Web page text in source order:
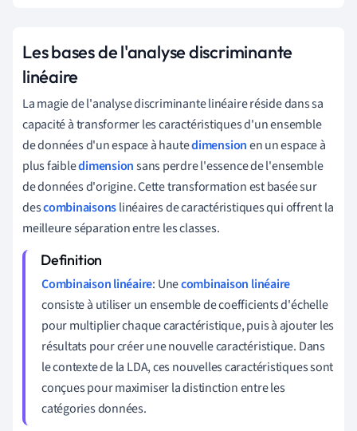
Les bases de l'analyse discriminante
linéaire
La magie de l'analyse discriminante linéaire réside dans sa
capacité à transformer les caractéristiques d'un ensemble
de données d'un espace à hautedimensionen un espace à
plus faibledimensionsans perdre l'essence de l'ensemble
de données d'origine. Cette transformation est basée sur
descombinaisonslinéaires de caractéristiques qui offrent la
meilleure séparation entre les classes.
Combinaison linéaire: Unecombinaison linéaire
consiste à utiliser un ensemble de coefficients d'échelle
pour multiplier chaque caractéristique, puis à ajouter les
résultats pour créer une nouvelle caractéristique. Dans
le contexte de la LDA, ces nouvelles caractéristiques sont
conçues pour maximiser la distinction entre les
catégories données.